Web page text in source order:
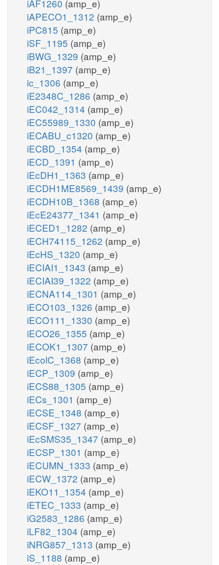
iAF1260 (amp_e)
iAPECO1_1312 (amp_e)
iPC815 (amp_e)
iSF_1195 (amp_e)
iBWG_1329 (amp_e)
iB21_1397 (amp_e)
ic_1306 (amp_e)
iE2348C_1286 (amp_e)
iEC042_1314 (amp_e)
iEC55989_1330 (amp_e)
iECABU_c1320 (amp_e)
iECBD_1354 (amp_e)
iECD_1391 (amp_e)
iEcDH1_1363 (amp_e)
iECDH1ME8569_1439 (amp_e)
iECDH10B_1368 (amp_e)
iEcE24377_1341 (amp_e)
iECED1_1282 (amp_e)
iECH74115_1262 (amp_e)
iEcHS_1320 (amp_e)
iECIAI1_1343 (amp_e)
iECIAI39_1322 (amp_e)
iECNA114_1301 (amp_e)
iECO103_1326 (amp_e)
iECO111_1330 (amp_e)
iECO26_1355 (amp_e)
iECOK1_1307 (amp_e)
iEcolC_1368 (amp_e)
iECP_1309 (amp_e)
iECS88_1305 (amp_e)
iECs_1301 (amp_e)
iECSE_1348 (amp_e)
iECSF_1327 (amp_e)
iEcSMS35_1347 (amp_e)
iECSP_1301 (amp_e)
iECUMN_1333 (amp_e)
iECW_1372 (amp_e)
iEKO11_1354 (amp_e)
iETEC_1333 (amp_e)
iG2583_1286 (amp_e)
iLF82_1304 (amp_e)
iNRG857_1313 (amp_e)
iS_1188 (amp_e)